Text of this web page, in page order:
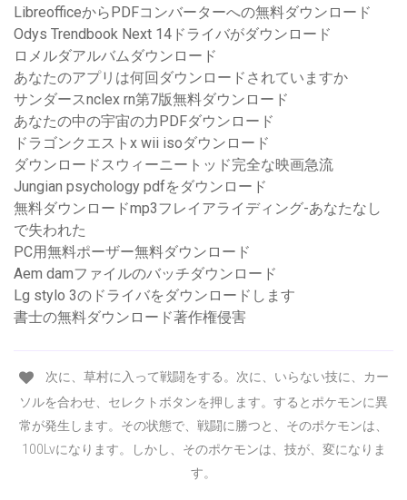
LibreofficeからPDFコンバーターへの無料ダウンロード
Odys Trendbook Next 14ドライバがダウンロード
ロメルダアルバムダウンロード
あなたのアプリは何回ダウンロードされていますか
サンダースnclex rn第7版無料ダウンロード
あなたの中の宇宙の力PDFダウンロード
ドラゴンクエストx wii isoダウンロード
ダウンロードスウィーニートッド完全な映画急流
Jungian psychology pdfをダウンロード
無料ダウンロードmp3フレイアライディング-あなたなし
で失われた
PC用無料ポーザー無料ダウンロード
Aem damファイルのバッチダウンロード
Lg stylo 3のドライバをダウンロードします
書士の無料ダウンロード著作権侵害
次に、草村に入って戦闘をする。次に、いらない技に、カー
ソルを合わせ、セレクトボタンを押します。するとポケモンに異
常が発生します。その状態で、戦闘に勝つと、そのポケモンは、
100Lvになります。しかし、そのポケモンは、技が、変になりま
す。